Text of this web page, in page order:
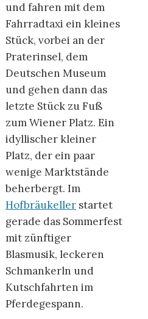
und fahren mit dem
Fahrradtaxi ein kleines
Stück, vorbei an der
Praterinsel, dem
Deutschen Museum
und gehen dann das
letzte Stück zu Fuß
zum Wiener Platz. Ein
idyllischer kleiner
Platz, der ein paar
wenige Marktstände
beherbergt. Im
Hofbräukeller startet
gerade das Sommerfest
mit zünftiger
Blasmusik, leckeren
Schmankerln und
Kutschfahrten im
Pferdegespann.